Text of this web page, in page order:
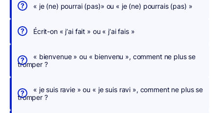
h
r
h
e
,
n
« je (ne) pourrai (pas)» ou « je (ne) pourrais (pas) »
Écrit-on « j’ai fait » ou « j’ai fais »
« bienvenue » ou « bienvenu », comment ne plus se
tromper ?
« je suis ravie » ou « je suis ravi », comment ne plus se
tromper ?